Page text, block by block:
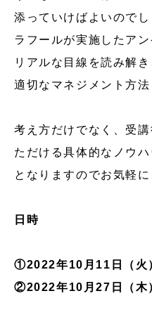
添っていけばよいのでし
ラフールが実施したア
リアルな目線を読み解
適切なマネジメント方法
考え方だけでなく、受
ただける具体的なノウ
となりますのでお気軽に
日時
①2022年10月11日（火
②2022年10月27日（木